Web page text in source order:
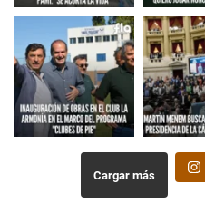
Cargar más